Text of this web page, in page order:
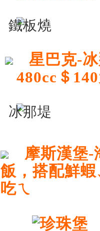
星巴克-
480cc＄
摩斯漢堡-
飯，搭配鮮
吃ㄟ